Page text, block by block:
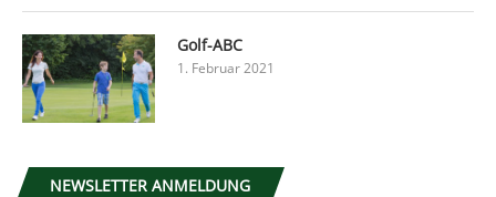
Golf-ABC
1. Februar 2021
NEWSLETTER ANMELDUNG